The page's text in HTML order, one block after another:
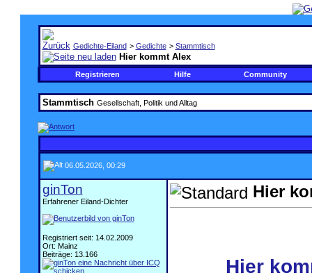
Gedichte-Eiland > Gedichte > Stammtisch
Hier kommt Alex
Registrieren Hilfe Community
Stammtisch Gesellschaft, Politik und Alltag
06.05.2026, 00:29
ginTon
Erfahrener Eiland-Dichter
Registriert seit: 14.02.2009
Ort: Mainz
Beiträge: 13.166
Hier
Hier